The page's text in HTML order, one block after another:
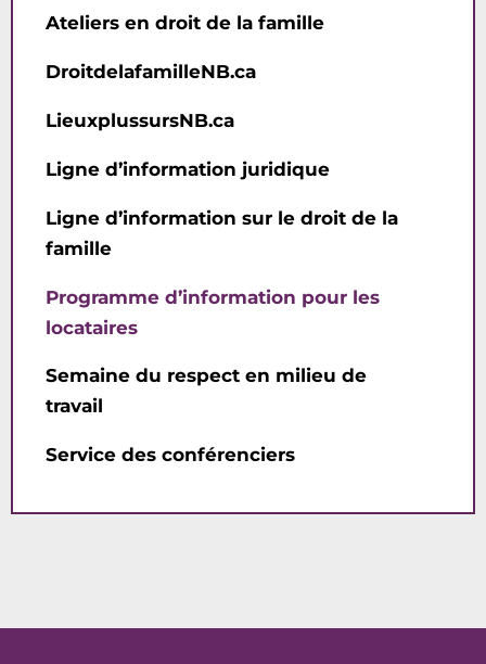
Ateliers en droit de la famille
DroitdelafamilleNB.ca
LieuxplussursNB.ca
Ligne d’information juridique
Ligne d’information sur le droit de la
famille
Programme d’information pour les
locataires
Semaine du respect en milieu de
travail
Service des conférenciers